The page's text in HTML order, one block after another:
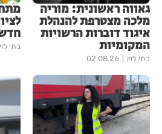
גאווה ראשונית: מוריה
מלכה מצטרפת להנהלת
איגוד דוברות הרשויות
המקומיות
בתי לוין 02.08.26
בתי